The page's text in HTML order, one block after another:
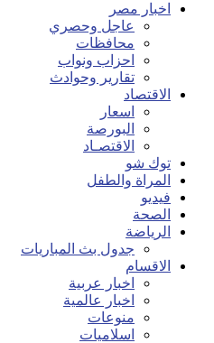
اخبار مصر
عاجل وحصري
محافظات
احزاب ونواب
تقارير وحوادث
الاقتصاد
اسعار
البورصة
الاقتصـاد
توك شو
المراة والطفل
فيديو
الصحة
الرياضة
جدول بث المباريات
الاقسام
اخبار عربية
اخبار عالمية
منوعات
اسلاميات